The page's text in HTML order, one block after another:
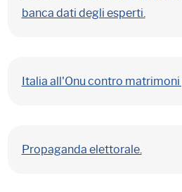
banca dati degli esperti.
Italia all'Onu contro
Propaganda elettorale.